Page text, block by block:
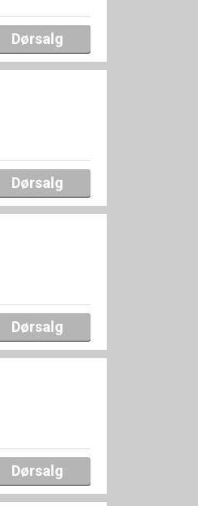
Dørsalg
Dørsalg
Dørsalg
Dørsalg